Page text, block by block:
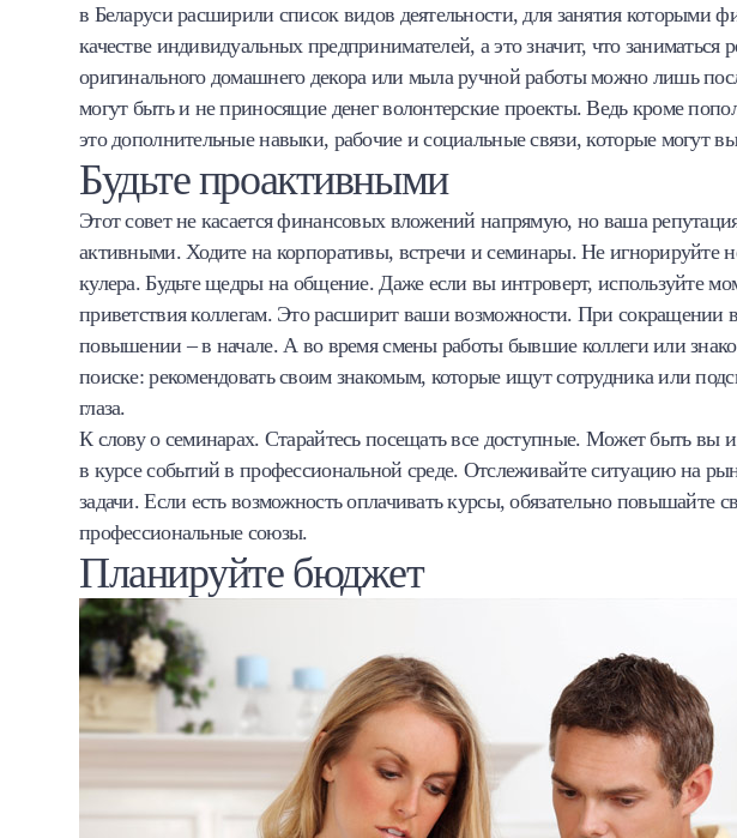
в Беларуси расширили список видов деятельности, для занятия которыми
качестве индивидуальных предпринимателей, а это значит, что
оригинального домашнего декора или мыла ручной работы можно лишь
могут быть и не приносящие денег волонтерские проекты. Ведь кроме
это дополнительные навыки, рабочие и социальные связи, которые могут
Будьте проактивными
Этот совет не касается финансовых вложений напрямую, но ваша
активными. Ходите на корпоративы, встречи и семинары. Не игнорируйте
кулера. Будьте щедры на общение. Даже если вы интроверт, используйте
приветствия коллегам. Это расширит ваши возможности. При сокращении
повышении – в начале. А во время смены работы бывшие коллеги или
поиске: рекомендовать своим знакомым, которые ищут сотрудника или
глаза.
К слову о семинарах. Старайтесь посещать все доступные. Может быть вы и
в курсе событий в профессиональной среде. Отслеживайте ситуацию на
задачи. Если есть возможность оплачивать курсы, обязательно повышайте
профессиональные союзы.
Планируйте бюджет